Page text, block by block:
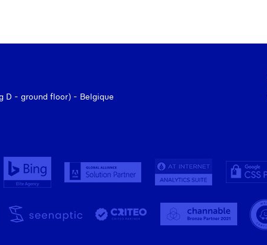
D - ground floor) - Belgique